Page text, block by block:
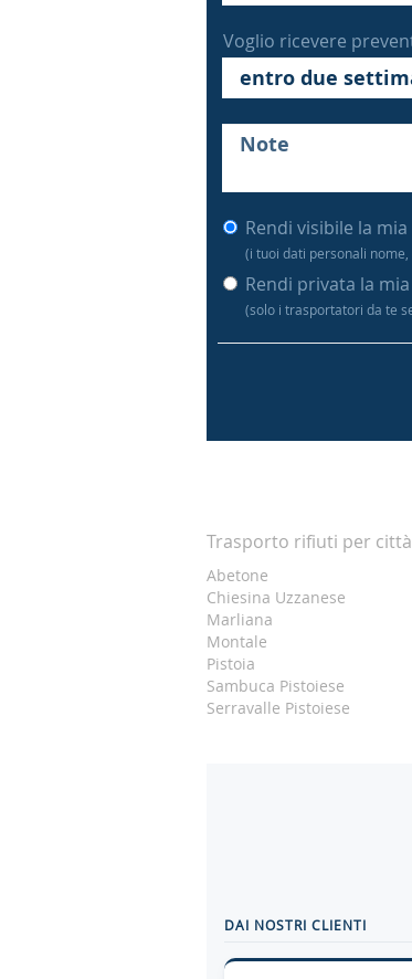
Voglio ricevere
Rendi visibile la
(i tuoi dati personali
Rendi privata la
(solo i trasportatori da te
Trasporto rifiuti per città
Abetone
Chiesina Uzzanese
Marliana
Montale
Pistoia
Sambuca Pistoiese
Serravalle Pistoiese
DAI NOSTRI CLIENTI